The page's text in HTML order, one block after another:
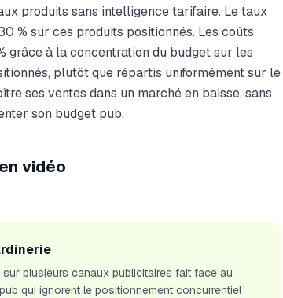
produits sans intelligence tarifaire. Le taux
% sur ces produits positionnés. Les coûts
grâce à la concentration du budget sur les
plutôt que répartis uniformément sur le
ses ventes dans un marché en baisse, sans
son budget pub.
vidéo
plusieurs canaux publicitaires fait face au
qui ignorent le positionnement concurrentiel